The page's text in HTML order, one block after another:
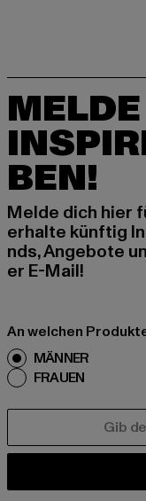
BEN!
Melde dich hier
erhalte künftig
nds, Angebote
er E-Mail!
An welchen
MÄNNER
FRAUEN